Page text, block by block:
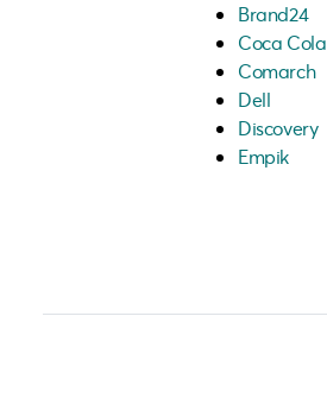
Brand24
Coca Cola
Comarch
Dell
Discovery
Empik